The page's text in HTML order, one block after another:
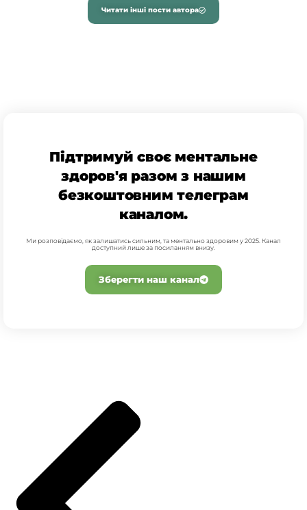
Читати інші пости автора
Підтримуй своє ментальне
здоров'я разом з нашим
безкоштовним телеграм
каналом.
Ми розповідаємо, як залишатись сильним, та ментально здоровим у 2025. Канал
доступний лише за посиланням внизу.
Зберегти наш канал